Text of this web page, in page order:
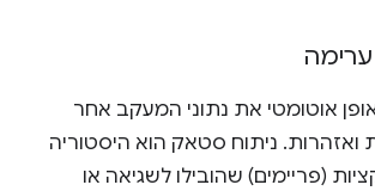
אוטומטי את נתוני המעקב אחר
ניתוח סטאק הוא היסטוריה
(פריימים) שהובילו לשגיאה או